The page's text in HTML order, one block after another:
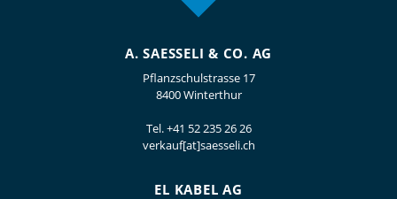
A. SAESSELI & CO. AG
Pflanzschulstrasse 17
8400 Winterthur
Tel.+41 52 235 26 26
verkauf[at]saesseli.ch
EL KABEL AG